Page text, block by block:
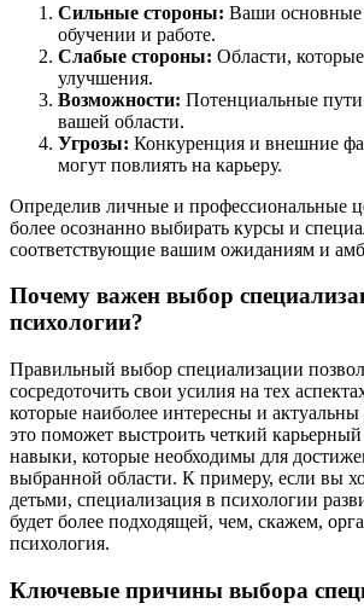
Сильные стороны: Ваши основные
обучении и работе.
Слабые стороны: Области,
улучшения.
Возможности: Потенциальные пути
вашей области.
Угрозы: Конкуренция и внешние
могут повлиять на карьеру.
Определив личные и профессиональные
более осознанно выбирать курсы и
соответствующие вашим ожиданиям и
Почему важен выбор
психологии?
Правильный выбор специализации
сосредоточить свои усилия на тех
которые наиболее интересны и актуальны
это поможет выстроить четкий карьерный
навыки, которые необходимы для
выбранной области. К примеру, если вы
детьми, специализация в психологии
будет более подходящей, чем, скажем,
психология.
Ключевые причины выбора